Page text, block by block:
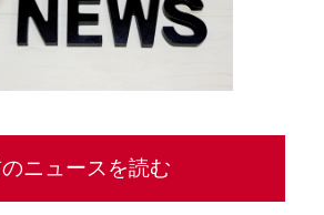
ニュースを読む